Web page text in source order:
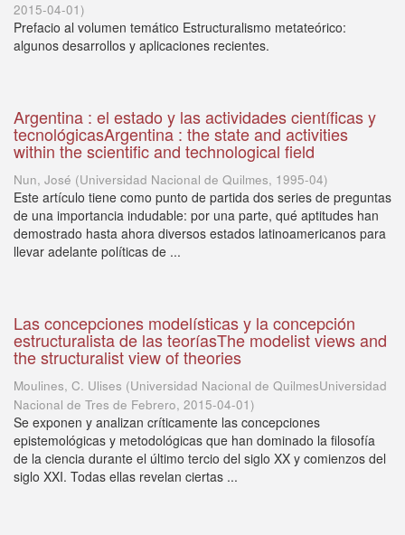
2015-04-01)
Prefacio al volumen temático Estructuralismo metateórico:
algunos desarrollos y aplicaciones recientes.
Argentina : el estado y las actividades científicas y
tecnológicasArgentina : the state and activities
within the scientific and technological field
Nun, José (Universidad Nacional de Quilmes, 1995-04)
Este artículo tiene como punto de partida dos series de preguntas
de una importancia indudable: por una parte, qué aptitudes han
demostrado hasta ahora diversos estados latinoamericanos para
llevar adelante políticas de ...
Las concepciones modelísticas y la concepción
estructuralista de las teoríasThe modelist views and
the structuralist view of theories
Moulines, C. Ulises (Universidad Nacional de QuilmesUniversidad
Nacional de Tres de Febrero, 2015-04-01)
Se exponen y analizan críticamente las concepciones
epistemológicas y metodológicas que han dominado la filosofía
de la ciencia durante el último tercio del siglo XX y comienzos del
siglo XXI. Todas ellas revelan ciertas ...